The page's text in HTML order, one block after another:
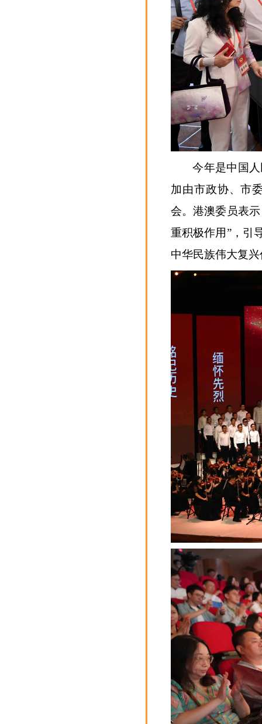
今年是中国
加由市政协、市
会。港澳委员表
重积极作用”，引
中华民族伟大复